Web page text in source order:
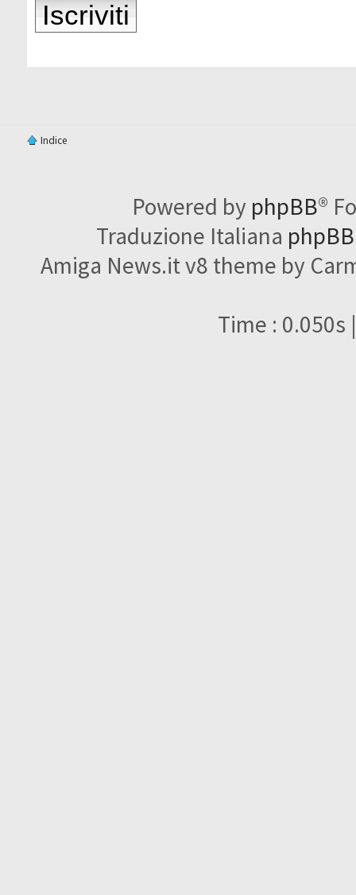
Iscriviti
Indice
Powered by phpBB®
Traduzione Italiana
Amiga News.it v8 theme by
Time : 0.050s